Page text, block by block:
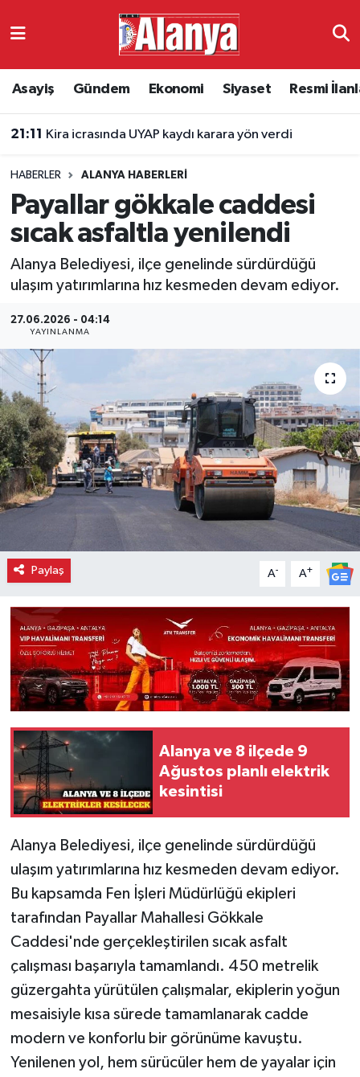
Asayiş Gündem Ekonomi Siyaset Resmi
21:11 Kira icrasında UYAP kaydı karara yön verdi
HABERLER ALANYA HABERLERI
Payallar gökkale caddesi
sıcak asfaltla yenilendi
Alanya Belediyesi, ilçe genelinde sürdürdüğü
ulaşım yatırımlarına hız kesmeden devam ediyor.
27.06.2026 - 04:14
YAYINLANMA
Paylaş A- A+
Alanya ve 8 ilçede 9
Ağustos planlı elektrik
kesintisi
Alanya Belediyesi, ilçe genelinde sürdürdüğü
ulaşım yatırımlarına hız kesmeden devam ediyor.
Bu kapsamda Fen İşleri Müdürlüğü ekipleri
tarafından Payallar Mahallesi Gökkale
Caddesi'nde gerçekleştirilen sıcak asfalt
çalışması başarıyla tamamlandı. 450 metrelik
güzergahta yürütülen çalışmalar, ekiplerin yoğun
mesaisiyle kısa sürede tamamlanarak cadde
modern ve konforlu bir görünüme kavuştu.
Yenilenen yol, hem sürücüler hem de yayalar için
Ekonomi
Resmi İlanlar
Alanyaspor
E-Gazete
Antalya Namaz Vakitleri
Süper Lig Puan Durumu ve Fikstür
Tüm Manşetler
Haber Arşivi